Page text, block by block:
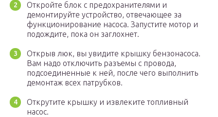
Откройте блок с предохранителями и
демонтируйте устройство, отвечающее за
функционирование насоса. Запустите мотор и
подождите, пока он заглохнет.
Открыв люк, вы увидите крышку бензонасоса.
Вам надо отключить разъемы с провода,
подсоединенные к ней, после чего выполнить
демонтаж всех патрубков.
Открутите крышку и извлеките топливный
насос.